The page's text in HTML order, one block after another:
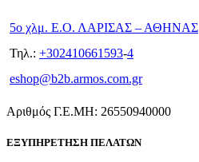
5ο χλμ. Ε.Ο. ΛΑΡΙΣΑΣ – ΑΘΗΝΑΣ
Τηλ.: +302410661593-4
eshop@b2b.armos.com.gr
Αριθμός Γ.Ε.ΜΗ: 26550940000
ΕΞΥΠΗΡΕΤΗΣΗ ΠΕΛΑΤΩΝ